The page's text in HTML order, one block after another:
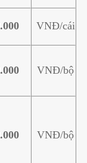
VNĐ/cái
VNĐ/bộ
VNĐ/bộ